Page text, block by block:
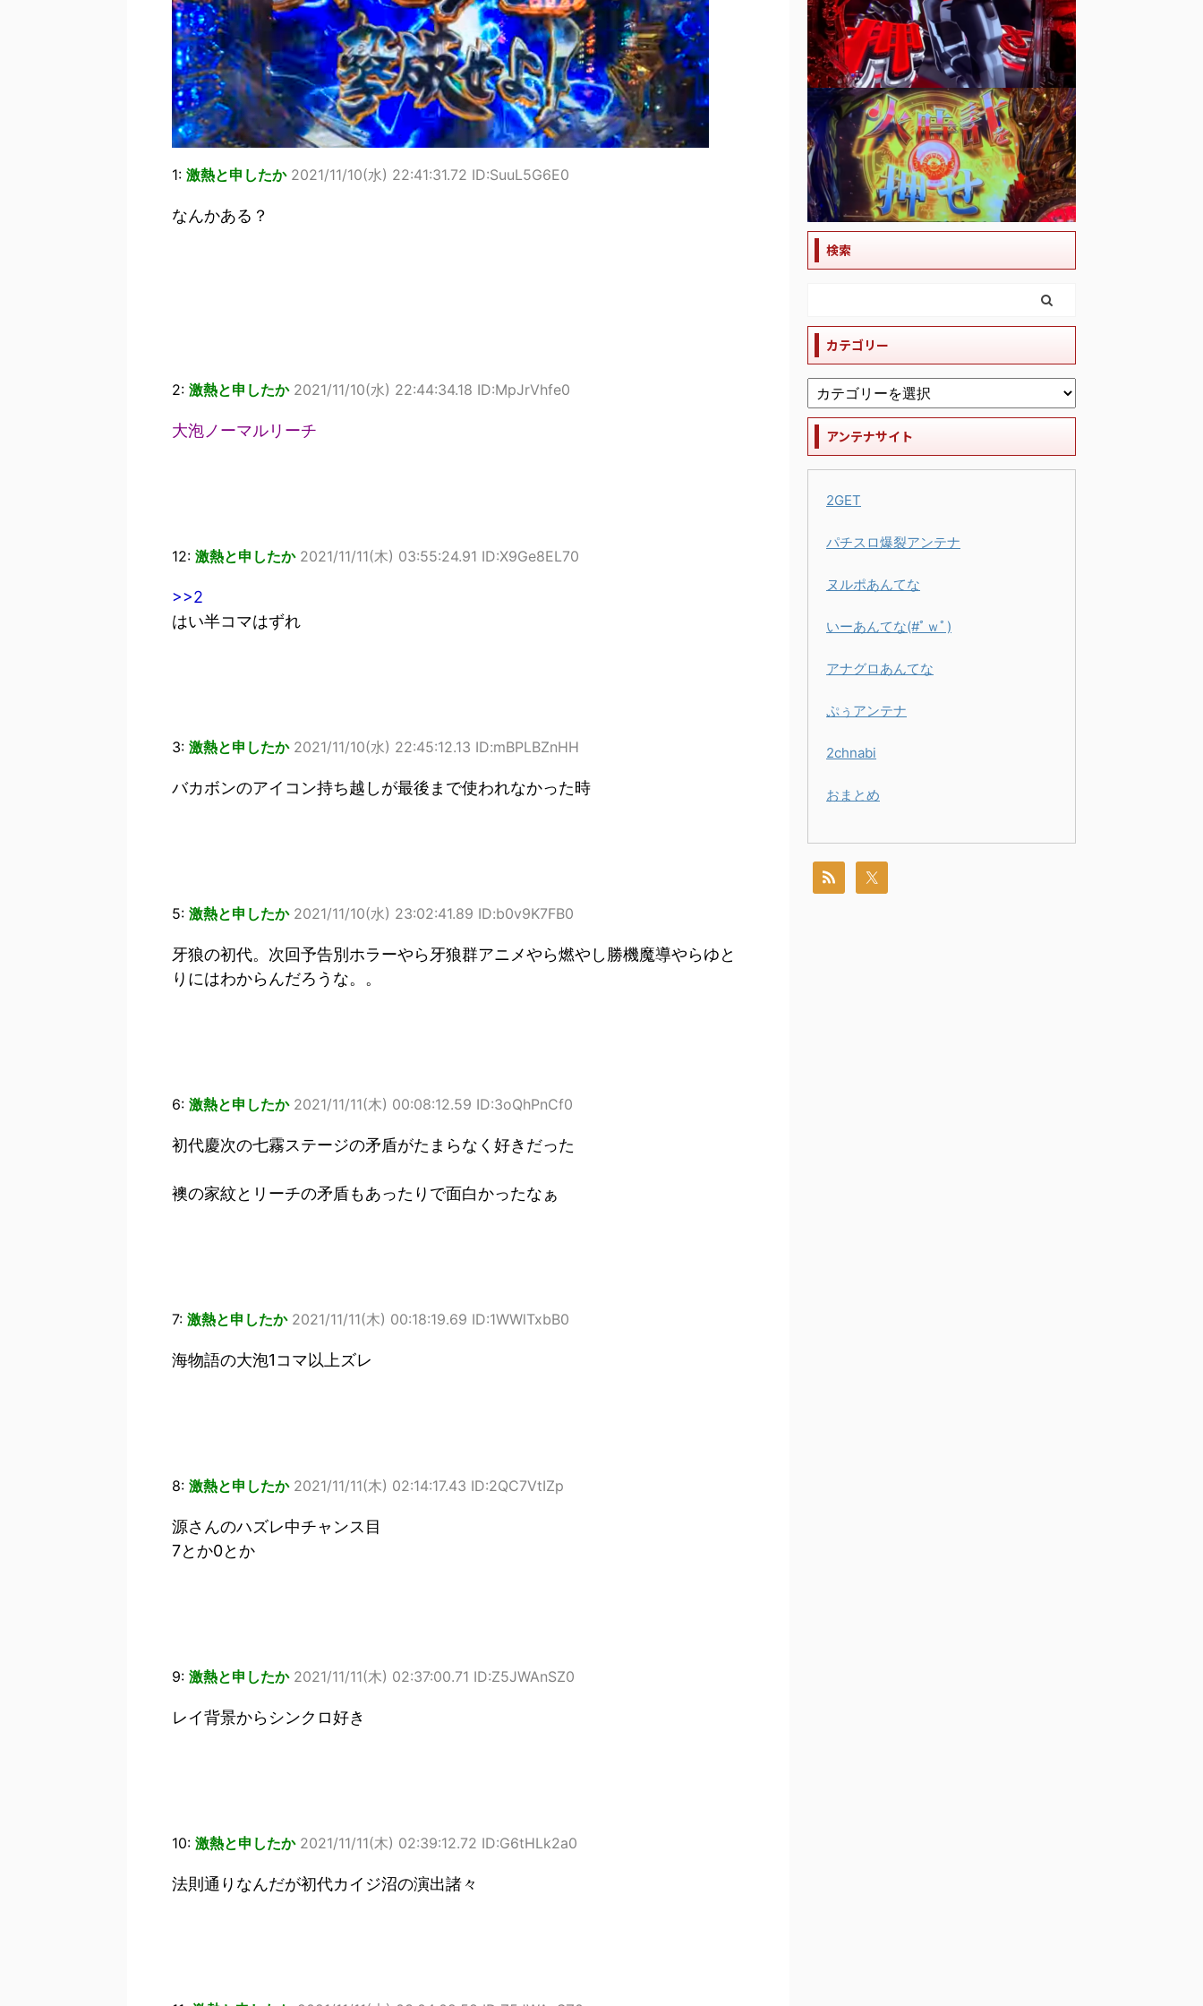
1: 激熱と申したか 2021/11/10(水) 22:41:31.72 ID:SuuL5G6E0
なんかある？
2: 激熱と申したか 2021/11/10(水) 22:44:34.18 ID:MpJrVhfe0
大泡ノーマルリーチ
12: 激熱と申したか 2021/11/11(木) 03:55:24.91 ID:X9Ge8EL70
>>2
はい半コマはずれ
3: 激熱と申したか 2021/11/10(水) 22:45:12.13 ID:mBPLBZnHH
バカボンのアイコン持ち越しが最後まで使われなかった時
5: 激熱と申したか 2021/11/10(水) 23:02:41.89 ID:b0v9K7FB0
牙狼の初代。次回予告別ホラーやら牙狼群アニメやら燃やし勝機魔導やらゆと
りにはわからんだろうな。。
6: 激熱と申したか 2021/11/11(木) 00:08:12.59 ID:3oQhPnCf0
初代慶次の七霧ステージの矛盾がたまらなく好きだった
襖の家紋とリーチの矛盾もあったりで面白かったなぁ
7: 激熱と申したか 2021/11/11(木) 00:18:19.69 ID:1WWlTxbB0
海物語の大泡1コマ以上ズレ
8: 激熱と申したか 2021/11/11(木) 02:14:17.43 ID:2QC7VtIZp
源さんのハズレ中チャンス目
7とか0とか
9: 激熱と申したか 2021/11/11(木) 02:37:00.71 ID:Z5JWAnSZ0
レイ背景からシンクロ好き
10: 激熱と申したか 2021/11/11(木) 02:39:12.72 ID:G6tHLk2a0
法則通りなんだが初代カイジ沼の演出諸々
検索
カテゴリー
アンテナサイト
2GET
パチスロ爆裂アンテナ
ヌルポあんてな
いーあんてな(#ﾟｗﾟ)
アナグロあんてな
ぷぅアンテナ
2chnabi
おまとめ